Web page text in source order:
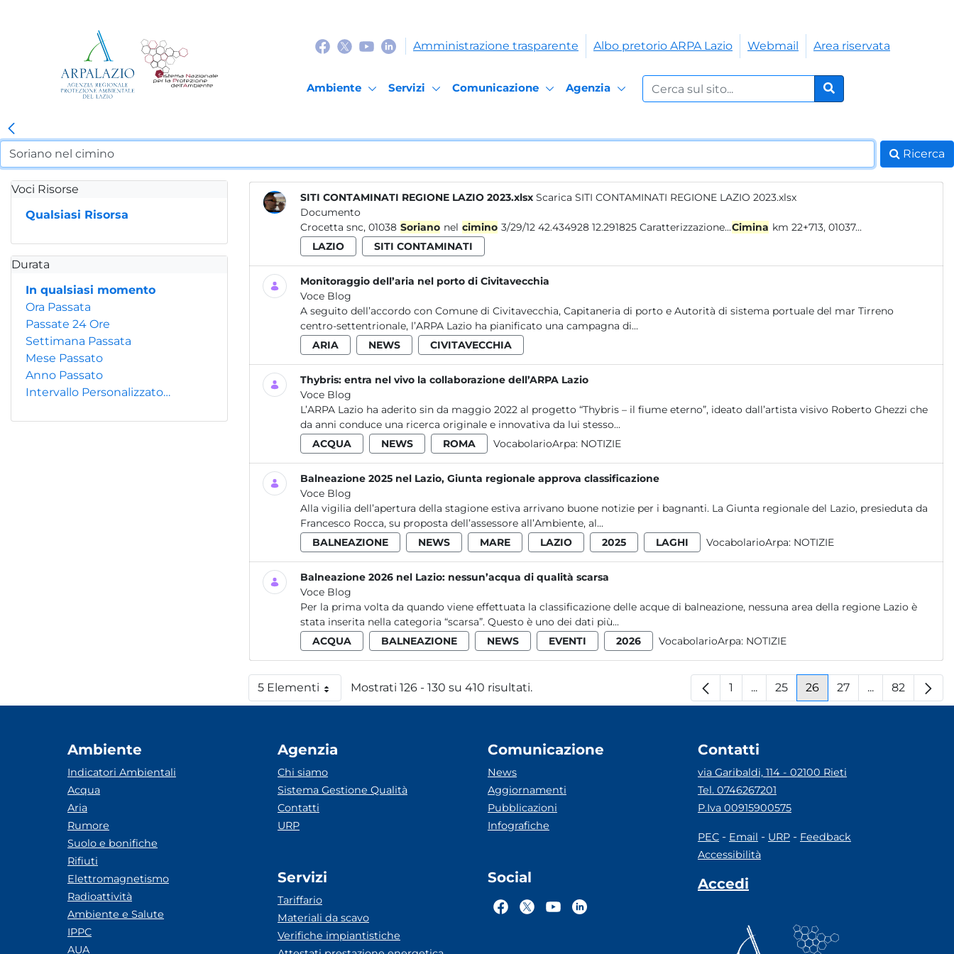
Amministrazione trasparente Albo pretorio ARPA Lazio Webmail Area riservata
Ambiente Servizi Comunicazione Agenzia
Cerca nel sito:
Cerca
Ricerca
Voci Risorse
Qualsiasi Risorsa
Durata
In qualsiasi momento
Ora Passata
Passate 24 Ore
Settimana Passata
Mese Passato
Anno Passato
Intervallo Personalizzato…
SITI CONTAMINATI REGIONE LAZIO 2023.xlsx Scarica SITI CONTAMINATI REGIONE LAZIO 2023.xlsx
Documento
Crocetta snc, 01038 Soriano nel cimino 3/29/12 42.434928 12.291825 Caratterizzazione...Cimina km 22+713, 01037...
LAZIO
SITI CONTAMINATI
Monitoraggio dell’aria nel porto di Civitavecchia
Voce Blog
A seguito dell’accordo con Comune di Civitavecchia, Capitaneria di porto e Autorità di sistema portuale del mar Tirreno
centro-settentrionale, l’ARPA Lazio ha pianificato una campagna di...
ARIA
NEWS CIVITAVECCHIA
Thybris: entra nel vivo la collaborazione dell’ARPA Lazio
Voce Blog
L’ARPA Lazio ha aderito sin da maggio 2022 al progetto “Thybris – il fiume eterno”, ideato dall’artista visivo Roberto Ghezzi che
da anni conduce una ricerca originale e innovativa da lui stesso...
ACQUA
NEWS ROMA VocabolarioArpa: NOTIZIE
Balneazione 2025 nel Lazio, Giunta regionale approva classificazione
Voce Blog
Alla vigilia dell’apertura della stagione estiva arrivano buone notizie per i bagnanti. La Giunta regionale del Lazio, presieduta da
Francesco Rocca, su proposta dell’assessore all’Ambiente, al...
BALNEAZIONE
NEWS MARE LAZIO 2025 LAGHI VocabolarioArpa: NOTIZIE
Balneazione 2026 nel Lazio: nessun’acqua di qualità scarsa
Voce Blog
Per la prima volta da quando viene effettuata la classificazione delle acque di balneazione, nessuna area della regione Lazio è
stata inserita nella categoria “scarsa”. Questo è uno dei dati più...
ACQUA
BALNEAZIONE NEWS EVENTI 2026 VocabolarioArpa: NOTIZIE
5 ElementiPer paginaMostrati 126 - 130 su 410 risultati. Pagina
1 ...Pagine intermedie
Pagina
25 Pagina
26 Pagina
27 ...PaginePagina
82
Ambiente
Indicatori Ambientali
Acqua
Aria
Rumore
Suolo e bonifiche
Rifiuti
Elettromagnetismo
Radioattività
Ambiente e Salute
IPPC
AUA
Agenzia
Chi siamo
Sistema Gestione Qualità
Contatti
URP
Servizi
Tariffario
Materiali da scavo
Verifiche impiantistiche
Comunicazione
News
Aggiornamenti
Pubblicazioni
Infografiche
Social
Contatti
via Garibaldi, 114 - 02100 Rieti
Tel. 0746267201
P.Iva 00915900575
PEC - Email - URP - Feedback
Accessibilità
Accedi